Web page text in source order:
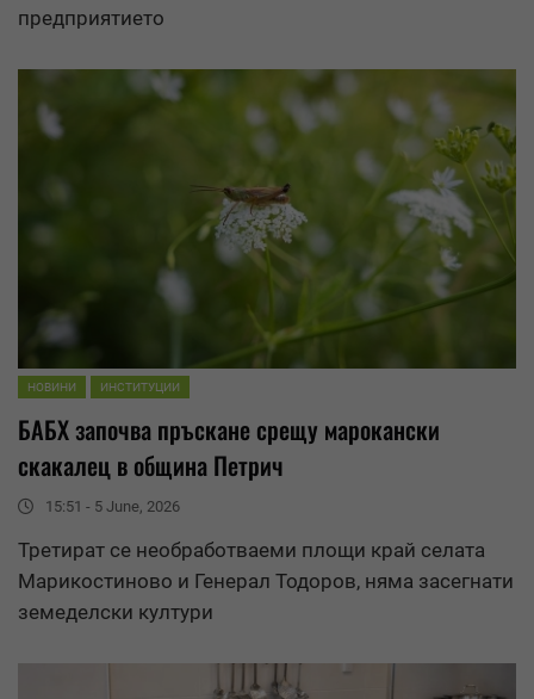
предприятието
НОВИНИ ИНСТИТУЦИИ
БАБХ започва пръскане срещу марокански
скакалец в община Петрич
15:51 - 5 June, 2026
Третират се необработваеми площи край селата
Марикостиново и Генерал Тодоров, няма засегнати
земеделски култури